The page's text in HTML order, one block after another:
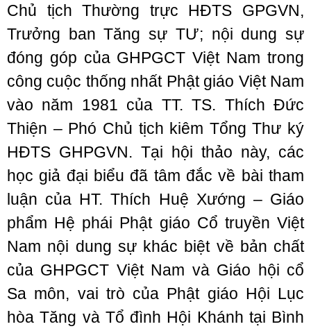
Chủ tịch Thường trực HĐTS GPGVN,
Trưởng ban Tăng sự TƯ; nội dung sự
đóng góp của GHPGCT Việt Nam trong
công cuộc thống nhất Phật giáo Việt Nam
vào năm 1981 của TT. TS. Thích Đức
Thiện – Phó Chủ tịch kiêm Tổng Thư ký
HĐTS GHPGVN. Tại hội thảo này, các
học giả đại biểu đã tâm đắc về bài tham
luận của HT. Thích Huệ Xướng – Giáo
phẩm Hệ phái Phật giáo Cổ truyền Việt
Nam nội dung sự khác biệt về bản chất
của GHPGCT Việt Nam và Giáo hội cổ
Sa môn, vai trò của Phật giáo Hội Lục
hòa Tăng và Tổ đình Hội Khánh tại Bình